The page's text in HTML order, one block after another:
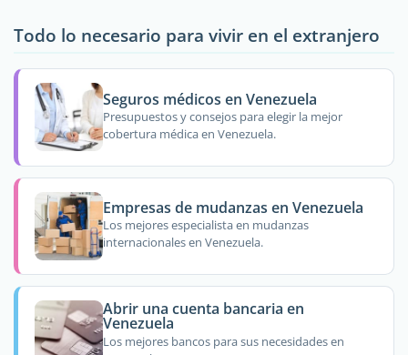
Todo lo necesario para vivir en el extranjero
Seguros médicos en Venezuela
Presupuestos y consejos para elegir la mejor
cobertura médica en Venezuela.
Empresas de mudanzas en Venezuela
Los mejores especialista en mudanzas
internacionales en Venezuela.
Abrir una cuenta bancaria en
Venezuela
Los mejores bancos para sus necesidades en